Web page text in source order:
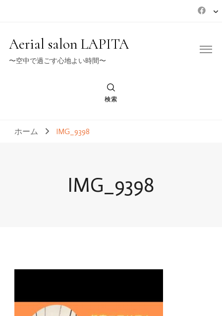
Aerial salon LAPITA
〜空中で過ごす心地よい時間〜
検索
ホーム IMG_9398
IMG_9398